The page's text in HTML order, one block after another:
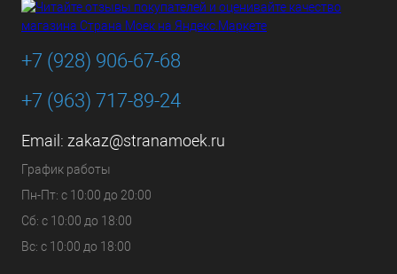
+7 (928) 906-67-68
+7 (963) 717-89-24
Email: zakaz@stranamoek.ru
График работы
Пн-Пт: с 10:00 до 20:00
Сб: с 10:00 до 18:00
Вс: с 10:00 до 18:00